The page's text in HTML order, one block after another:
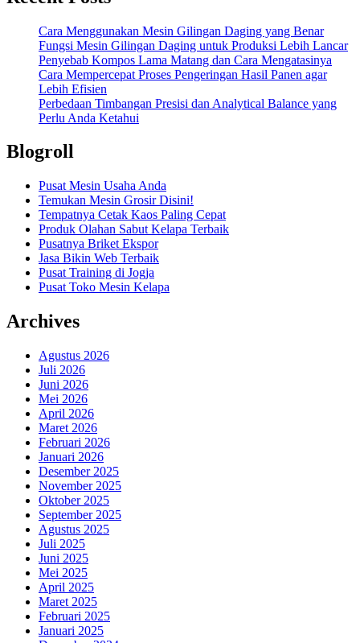
Cara Menggunakan Mesin Gilingan Daging yang Benar
Fungsi Mesin Gilingan Daging untuk Produksi Lebih Lancar
Penyebab Kompos Lama Matang dan Cara Mengatasinya
Cara Mempercepat Proses Pengeringan Hasil Panen agar
Lebih Efisien
Perbedaan Timbangan Presisi dan Analytical Balance yang
Perlu Anda Ketahui
Blogroll
Pusat Mesin Usaha Anda
Temukan Mesin Grosir Disini!
Tempatnya Cetak Kaos Paling Cepat
Produk Olahan Sabut Kelapa Terbaik
Pusatnya Briket Ekspor
Jasa Bikin Web Terbaik
Pusat Training di Jogja
Pusat Toko Mesin Kelapa
Archives
Agustus 2026
Juli 2026
Juni 2026
Mei 2026
April 2026
Maret 2026
Februari 2026
Januari 2026
Desember 2025
November 2025
Oktober 2025
September 2025
Agustus 2025
Juli 2025
Juni 2025
Mei 2025
April 2025
Maret 2025
Februari 2025
Januari 2025